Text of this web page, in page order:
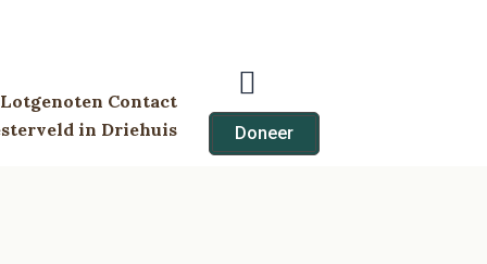
Lotgenoten Contact
in Driehuis
Doneer